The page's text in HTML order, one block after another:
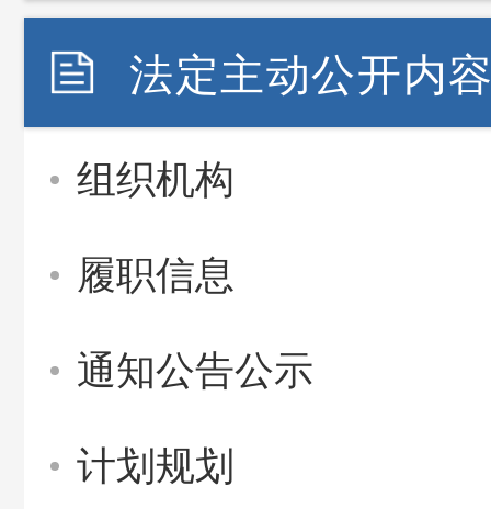
法定主动公开内
组织机构
履职信息
通知公告公示
计划规划